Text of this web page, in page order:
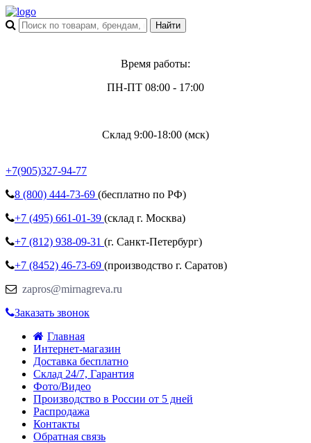
Время работы:
ПН-ПТ 08:00 - 17:00
Склад 9:00-18:00 (мск)
+7(905)327-94-77
8 (800) 444-73-69 (бесплатно по РФ)
+7 (495) 661-01-39 (склад г. Москва)
+7 (812) 938-09-31 (г. Санкт-Петербург)
+7 (8452) 46-73-69 (производство г. Саратов)
zapros@mirnagreva.ru
Заказать звонок
Главная
Интернет-магазин
Доставка бесплатно
Склад 24/7, Гарантия
Фото/Видео
Производство в России от 5 дней
Распродажа
Контакты
Обратная связь